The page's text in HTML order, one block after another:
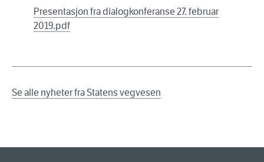
Presentasjon fra dialogkonferanse 27. februar
2019.pdf
Se alle nyheter fra Statens vegvesen